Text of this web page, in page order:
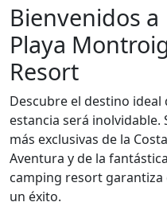
Bienvenidos a
Playa
Resort
Descubre el destino
estancia será inolvidable.
más exclusivas de la
Aventura y de la
camping resort garantiza
un éxito.